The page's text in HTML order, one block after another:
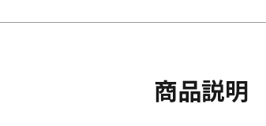
商品説明